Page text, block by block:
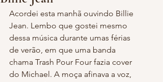
Acordei esta manhã ouvindo Billie
Jean. Lembo que gostei mesmo
dessa música durante umas férias
de verão, em que uma banda
chama Trash Pour Four fazia cover
do Michael. A moça afinava a voz,